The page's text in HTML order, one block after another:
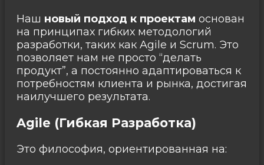
Наш новый подход к проектам основан
на принципах гибких методологий
разработки, таких как Agile и Scrum. Это
позволяет нам не просто “делать
продукт”, а постоянно адаптироваться к
потребностям клиента и рынка, достигая
наилучшего результата.
Agile (Гибкая Разработка)
Это философия, ориентированная на: